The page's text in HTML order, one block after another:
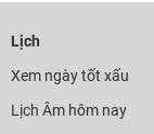
Lịch
Xem ngày tốt xấu
Lịch Âm hôm nay